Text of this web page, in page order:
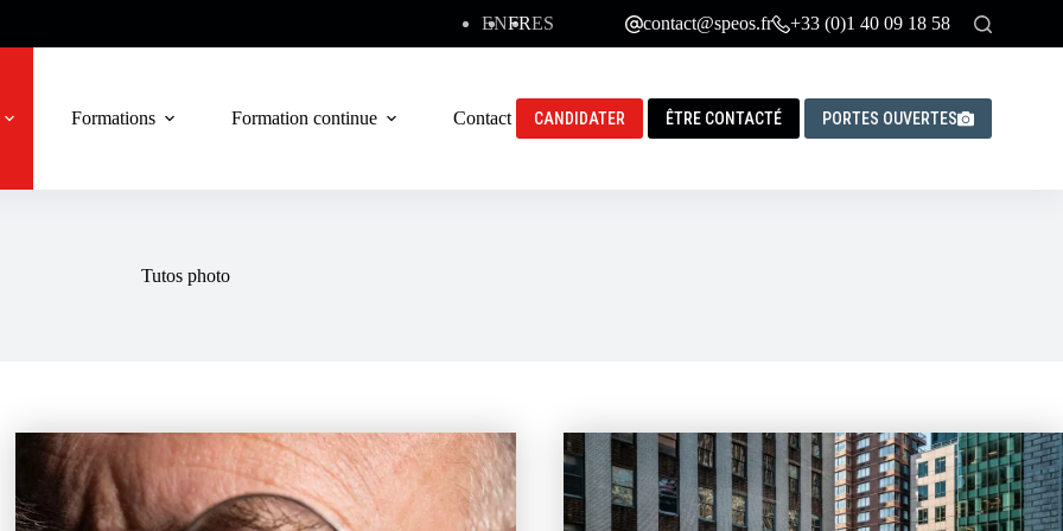
ENFRES contact@speos.fr +33 (0)1 40 09 18 58
Formations Formation continue Contact CANDIDATER ÊTRE CONTACTÉ PORTES OUVERTES
Tutos photo